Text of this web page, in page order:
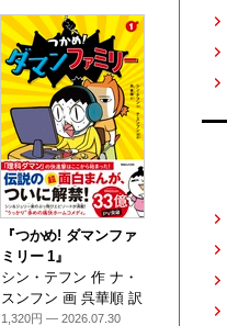
『つかめ! ダマンファ
ミリー 1』
シン・テフン 作 ナ・
スンフン 画 呉華順 訳
1,320円 — 2026.07.30